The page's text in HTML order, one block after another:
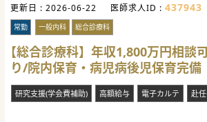
更新日 : 2026-06-22 医師求人ID : 437943
常勤 一般内科 総合診療科
【総合診療科】年収1,800万円相談
り/院内保育・病児病後児保育完備
研究支援(学会費補助) 高額給与 電子カルテ 赴